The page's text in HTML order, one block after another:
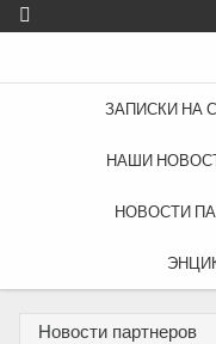
ЗАПИСКИ НА
НАШИ
НОВОСТИ
Новости партнеров